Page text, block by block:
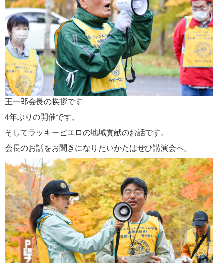
王一郎会長の挨拶です
4年ぶりの開催です。
そしてラッキーピエロの地域貢献のお話です。
会長のお話をお聞きになりたいかたはぜひ講演会へ。